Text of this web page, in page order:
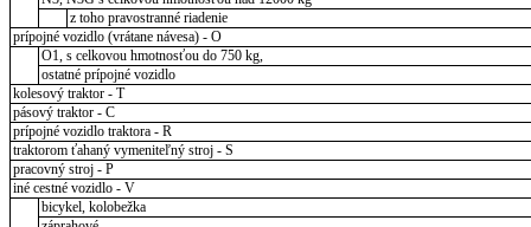
z toho pravostranné riadenie
prípojné vozidlo (vrátane návesa) - O
O1, s celkovou hmotnosťou do 750 kg,
ostatné prípojné vozidlo
kolesový traktor - T
pásový traktor - C
prípojné vozidlo traktora - R
traktorom ťahaný vymeniteľný stroj - S
pracovný stroj - P
iné cestné vozidlo - V
bicykel, kolobežka